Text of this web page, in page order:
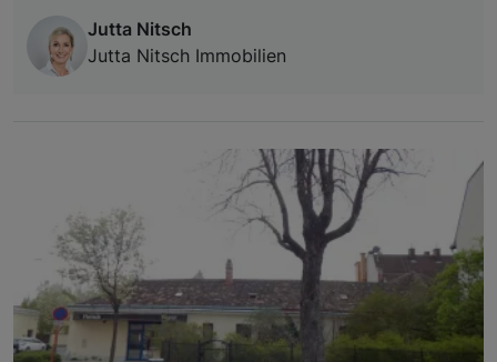
Jutta Nitsch
Jutta Nitsch Immobilien